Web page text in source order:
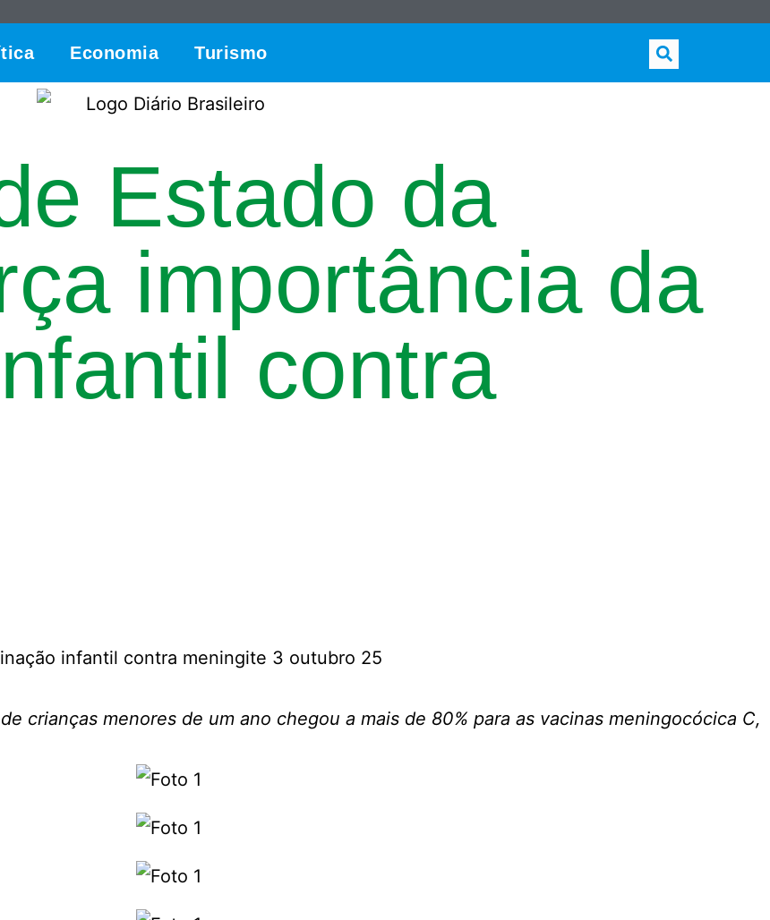
Economia Turismo
Estado da
importância da
contra
crianças menores de um ano chegou a mais de 80% para as vacinas meningocócica C,